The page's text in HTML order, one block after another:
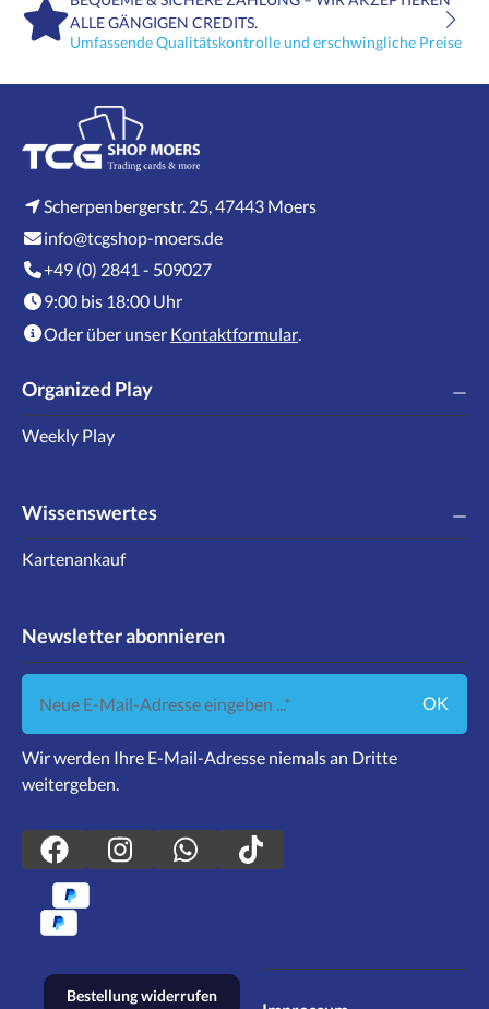
ALLE GÄNGIGEN CREDITS.
Umfassende Qualitätskontrolle und erschwingliche Preise
Scherpenbergerstr. 25, 47443 Moers
info@tcgshop-moers.de
+49 (0) 2841 - 509027
9:00 bis 18:00 Uhr
Oder über unser Kontaktformular
Organized Play
Weekly Play
Wissenswertes
Kartenankauf
Newsletter abonnieren
Neue E-Mail-Adresse eingeben ...
OK
Wir werden Ihre E-Mail-Adresse niemals an Dritte
weitergeben.
Bestellung widerrufen